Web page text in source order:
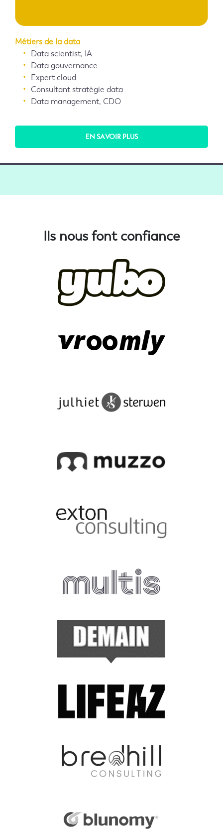
Métiers de la data
Data scientist, IA
Data gouvernance
Expert cloud
Consultant stratégie data
Data management, CDO
EN SAVOIR PLUS
Ils nous font confiance